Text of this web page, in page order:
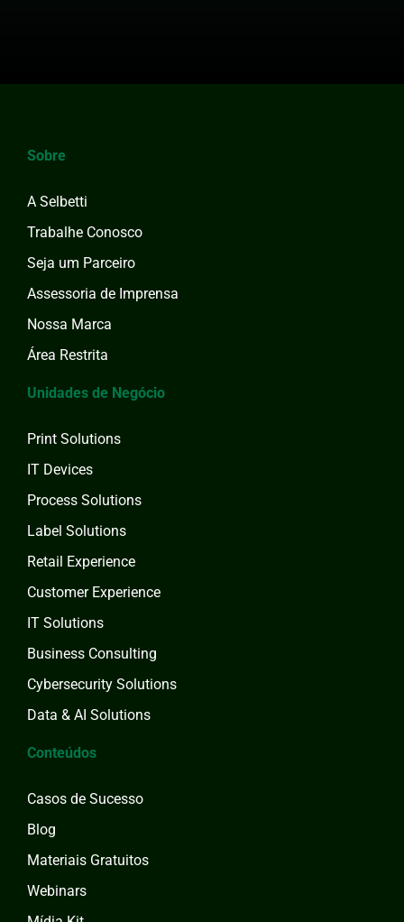
Sobre
A Selbetti
Trabalhe Conosco
Seja um Parceiro
Assessoria de Imprensa
Nossa Marca
Área Restrita
Unidades de Negócio
Print Solutions
IT Devices
Process Solutions
Label Solutions
Retail Experience
Customer Experience
IT Solutions
Business Consulting
Cybersecurity Solutions
Data & AI Solutions
Conteúdos
Casos de Sucesso
Blog
Materiais Gratuitos
Webinars